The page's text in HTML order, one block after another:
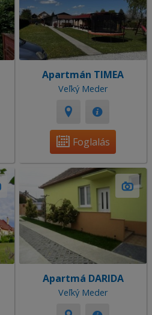
Apartmán TIMEA
Veľký Meder
Foglalás
Apartmá DARIDA
Veľký Meder